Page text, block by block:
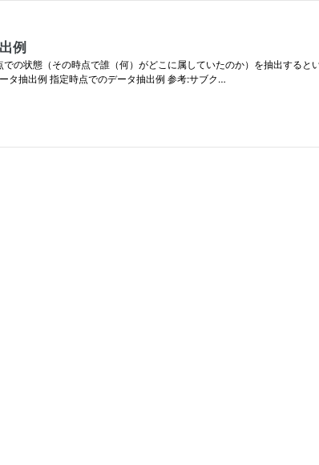
例
の状態（その時点で誰（何）がどこに属していたのか）を抽出する
タ抽出例 指定時点でのデータ抽出例 参考:サブク…